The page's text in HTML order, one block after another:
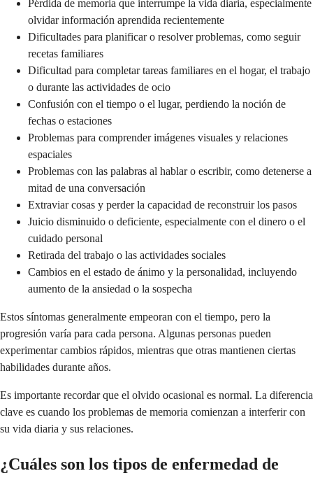
Pérdida de memoria que interrumpe la vida diaria, especialmente
olvidar información aprendida recientemente
Dificultades para planificar o resolver problemas, como seguir
recetas familiares
Dificultad para completar tareas familiares en el hogar, el trabajo
o durante las actividades de ocio
Confusión con el tiempo o el lugar, perdiendo la noción de
fechas o estaciones
Problemas para comprender imágenes visuales y relaciones
espaciales
Problemas con las palabras al hablar o escribir, como detenerse a
mitad de una conversación
Extraviar cosas y perder la capacidad de reconstruir los pasos
Juicio disminuido o deficiente, especialmente con el dinero o el
cuidado personal
Retirada del trabajo o las actividades sociales
Cambios en el estado de ánimo y la personalidad, incluyendo
aumento de la ansiedad o la sospecha
Estos síntomas generalmente empeoran con el tiempo, pero la
progresión varía para cada persona. Algunas personas pueden
experimentar cambios rápidos, mientras que otras mantienen ciertas
habilidades durante años.
Es importante recordar que el olvido ocasional es normal. La diferencia
clave es cuando los problemas de memoria comienzan a interferir con
su vida diaria y sus relaciones.
¿Cuáles son los tipos de enfermedad de